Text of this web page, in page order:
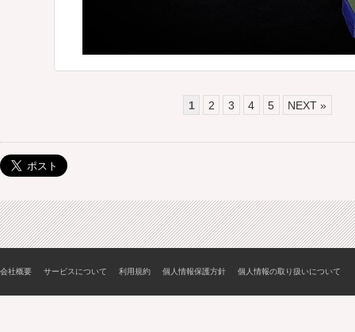
1 2 3 4 5 NEXT »
会社概要 サービスについて 利用規約 個人情報保護方針 個人情報の取り扱いについて